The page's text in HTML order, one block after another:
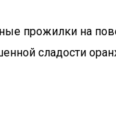
прожилки на
сладости